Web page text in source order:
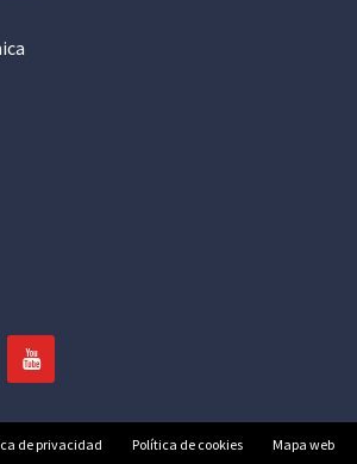
de privacidad Política de cookies Mapa web